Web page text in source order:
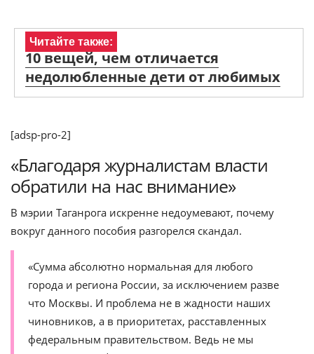
Читайте также:
10 вещей, чем отличается
недолюбленные дети от любимых
[adsp-pro-2]
«Благодаря журналистам власти
обратили на нас внимание»
В мэрии Таганрога искренне недоумевают, почему
вокруг данного пособия разгорелся скандал.
«Сумма абсолютно нормальная для любого
города и региона России, за исключением разве
что Москвы. И проблема не в жадности наших
чиновников, а в приоритетах, расставленных
федеральным правительством. Ведь не мы